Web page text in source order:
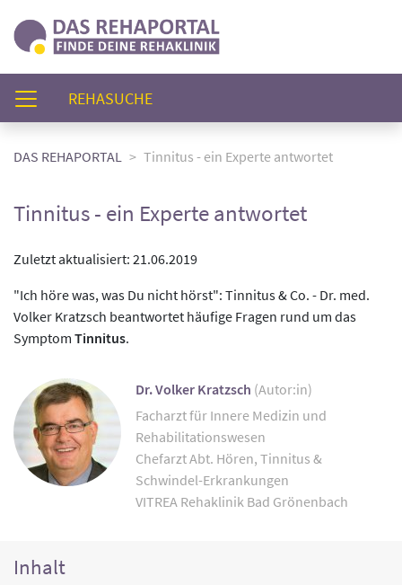
REHASUCHE(AKTUELL)
DAS REHAPORTAL Tinnitus - ein Experte antwortet
Tinnitus - ein Experte antwortet
Zuletzt aktualisiert: 21.06.2019
"Ich höre was, was Du nicht hörst": Tinnitus & Co. - Dr. med.
Volker Kratzsch beantwortet häufige Fragen rund um das
Symptom Tinnitus.
Dr. Volker Kratzsch (Autor:in)
Facharzt für Innere Medizin und
Rehabilitationswesen
Chefarzt Abt. Hören, Tinnitus &
Schwindel-Erkrankungen
VITREA Rehaklinik Bad Grönenbach
Inhalt